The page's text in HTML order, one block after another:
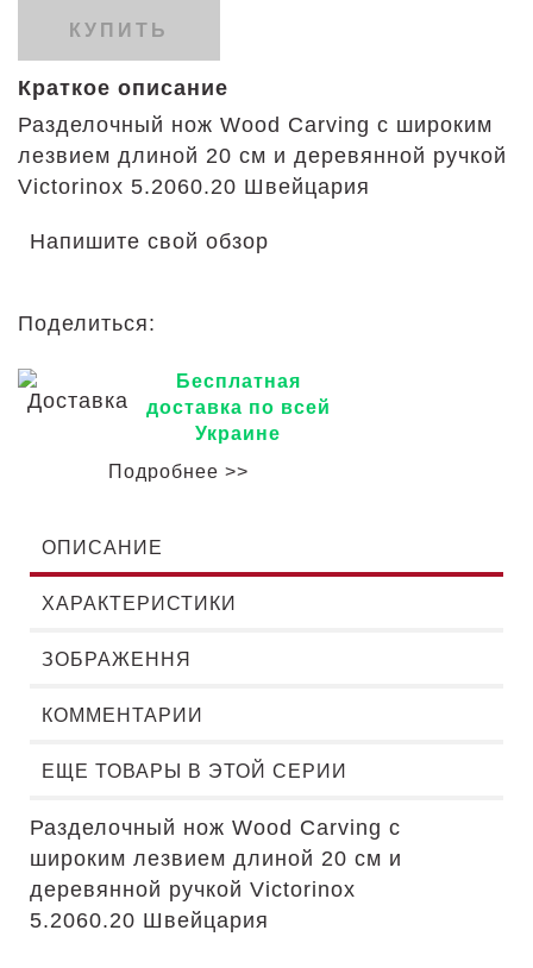
КУПИТЬ
Краткое описание
Разделочный нож Wood Carving с широким
лезвием длиной 20 см и деревянной ручкой
Victorinox 5.2060.20 Швейцария
Напишите свой обзор
Поделиться:
Бесплатная
доставка по всей
Украине
Подробнее >>
ОПИСАНИЕ
ХАРАКТЕРИСТИКИ
ЗОБРАЖЕННЯ
КОММЕНТАРИИ
ЕЩЕ ТОВАРЫ В ЭТОЙ СЕРИИ
Разделочный нож Wood Carving с
широким лезвием длиной 20 см и
деревянной ручкой Victorinox
5.2060.20 Швейцария